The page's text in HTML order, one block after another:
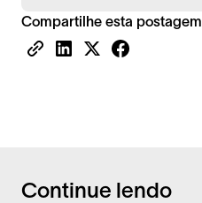
Compartilhe esta postagem
Continue lendo